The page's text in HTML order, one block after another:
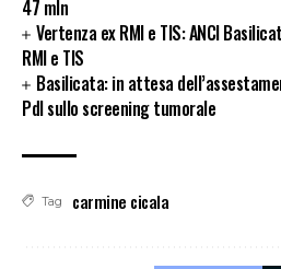
47 mln
Vertenza ex RMI e TIS: ANCI
RMI e TIS
Basilicata: in attesa
Pdl sullo screening tumorale
Tag carmine cicala